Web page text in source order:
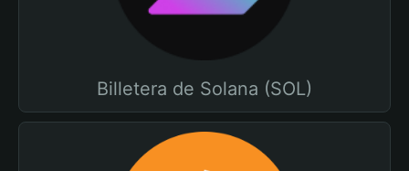
Billetera de Solana (SOL)